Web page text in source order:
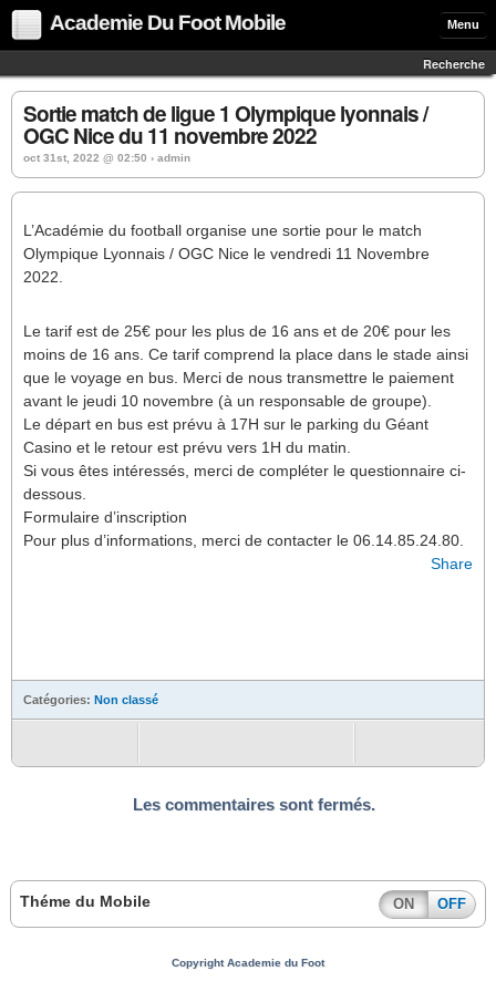
Academie Du Foot Mobile Menu
Recherche
Sortie match de ligue 1 Olympique lyonnais /
OGC Nice du 11 novembre 2022
oct 31st, 2022 @ 02:50 › admin
L’Académie du football organise une sortie pour le match
Olympique Lyonnais / OGC Nice le vendredi 11 Novembre
2022.
Le tarif est de 25€ pour les plus de 16 ans et de 20€ pour les
moins de 16 ans. Ce tarif comprend la place dans le stade ainsi
que le voyage en bus. Merci de nous transmettre le paiement
avant le jeudi 10 novembre (à un responsable de groupe).
Le départ en bus est prévu à 17H sur le parking du Géant
Casino et le retour est prévu vers 1H du matin.
Si vous êtes intéressés, merci de compléter le questionnaire ci-
dessous.
Formulaire d’inscription
Pour plus d’informations, merci de contacter le 06.14.85.24.80.
Share
Catégories: Non classé
Les commentaires sont fermés.
Théme du Mobile ON OFF
Copyright Academie du Foot